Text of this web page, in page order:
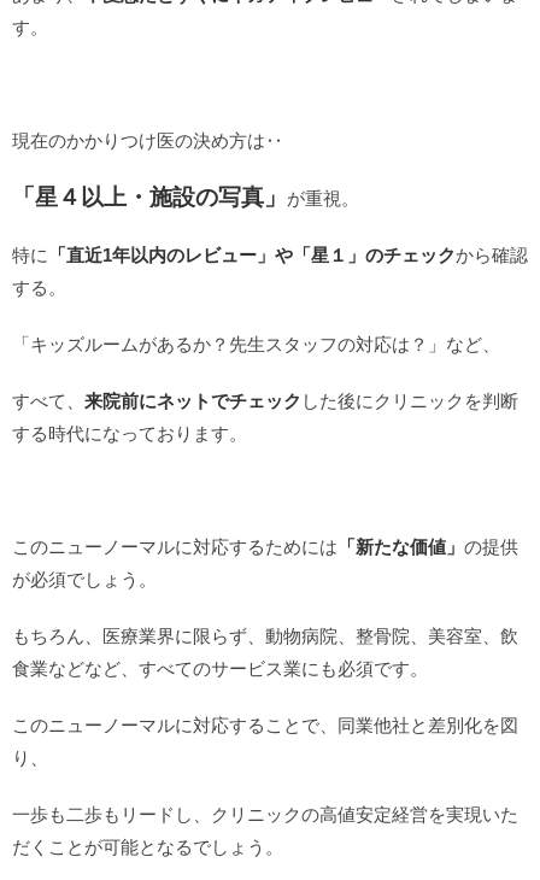
す。
現在のかかりつけ医の決め方は‥
「星４以上・施設の写真」 が重視。
特に 「直近1年以内のレビュー」や「星１」のチェックから確認
する。
「キッズルームがあるか？先生スタッフの対応は？」など、
すべて、 来院前にネットでチェック した後にクリニックを判断
する時代になっております。
このニューノーマルに対応するためには 「新たな価値」 の提供
が必須でしょう。
もちろん、医療業界に限らず、動物病院、整骨院、美容室、飲
食業などなど、すべてのサービス業にも必須です。
このニューノーマルに対応することで、同業他社と差別化を図
り、
一歩も二歩もリードし、クリニックの高値安定経営を実現いた
だくことが可能となるでしょう。